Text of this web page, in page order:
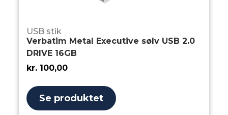
USB stik
Verbatim Metal Executive sølv USB 2.0
DRIVE 16GB
kr. 100,00
Se produktet